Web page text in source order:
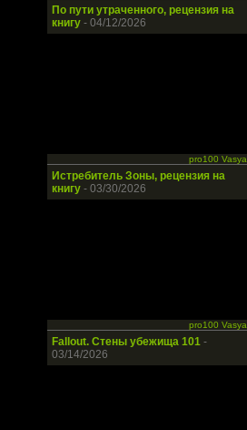
По пути утраченного, рецензия на
книгу - 04/12/2026
pro100 Vasya
Истребитель Зоны, рецензия на
книгу - 03/30/2026
pro100 Vasya
Fallout. Стены убежища 101 -
03/14/2026